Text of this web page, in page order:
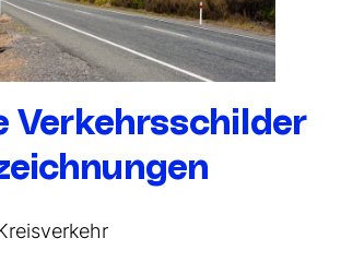
Verkehrsschilder